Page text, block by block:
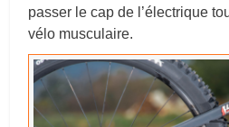
passer le cap de l’électrique
vélo musculaire.